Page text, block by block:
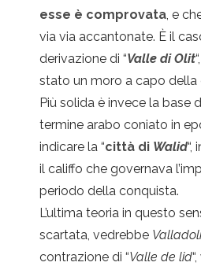
esse è comprovata, e
via via accantonate. È il
derivazione di “Valle di Olit
stato un moro a capo della
Più solida è invece la base
termine arabo coniato in
indicare la “città di Walid“,
il califfo che governava
periodo della conquista.
L’ultima teoria in questo
scartata, vedrebbe
contrazione di “Valle de lid“,